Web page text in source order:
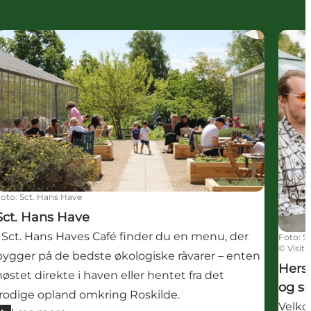
Hans Have
: Sct. Hans Have
Hans Have
Sct. Hans Haves Café finder du en menu, der
på de bedste økologiske råvarer – enten
direkte i haven eller hentet fra det
opland omkring Roskilde.
Foto:
©
og